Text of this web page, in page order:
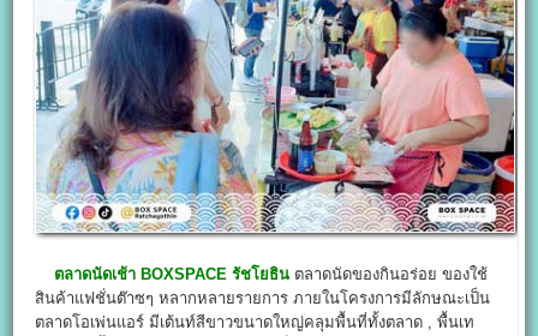
ตลาดนัดเช้า BOXSPACE รัชโยธิน ตลาดนัดของกินอร่อย ของใช้
สินค้าแฟชั่นต๊าซๆ หลากหลายรายการ ภายในโครงการมีลักษณะเป็น
ตลาดโอเพ่นแอร์ มีเต้นท์สีขาวขนาดใหญ่คลุมพื้นที่ทั้งตลาด , พื้นเท